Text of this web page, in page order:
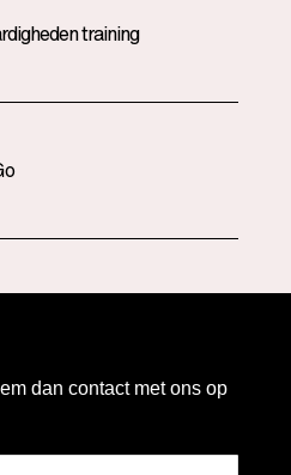
training
dan contact met ons op